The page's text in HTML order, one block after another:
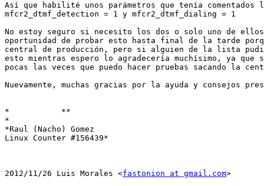
Así que habilité unos parámetros que tenía comentados
mfcr2_dtmf_detection = 1 y mfcr2_dtmf_dialing = 1
No estoy seguro si necesito los dos o solo uno de
oportunidad de probar esto hasta final de la tarde
central de producción, pero si alguien de la lista
esto mientras espero lo agradecería muchísimo, ya que
pocas las veces que puedo hacer pruebas sacando la
Nuevamente, muchas gracias por la ayuda y consejos
*           **
*
*Raul (Nacho) Gomez
Linux Counter #156439*
2012/11/26 Luis Morales <fastonion at gmail.com>